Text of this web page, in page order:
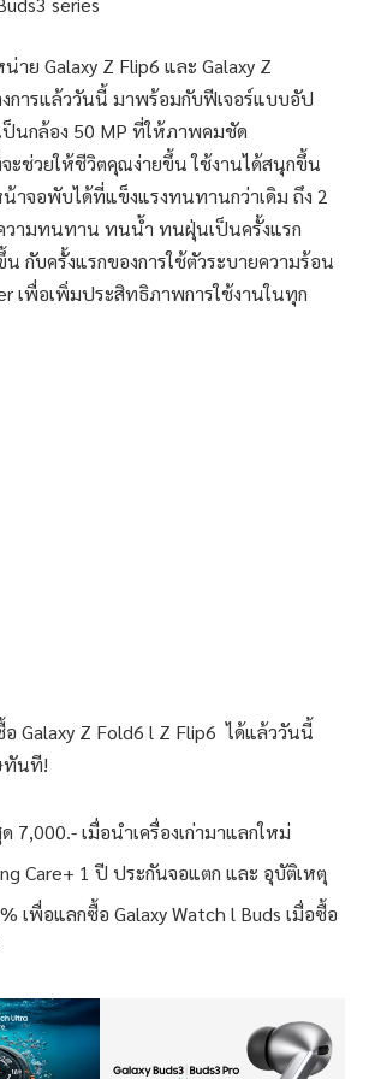
าย Galaxy Z Flip6 และ Galaxy Z
การแล้ววันนี้ มาพร้อมกับฟีเจอร์แบบอัป
ป็นกล้อง 50 MP ที่ให้ภาพคมชัด
จะช่วยให้ชีวิตคุณง่ายขึ้น ใช้งานได้สนุกขึ้น
าจอพับได้ที่แข็งแรงทนทานกว่าเดิม ถึง 2
วามทนทาน ทนน้ำ ทนฝุ่นเป็นครั้งแรก
กับครั้งแรกของการใช้ตัวระบายความร้อน
เพื่อเพิ่มประสิทธิภาพการใช้งานในทุก
Galaxy Z Fold6 l Z Flip6 ได้แล้ววันนี้
ทันที!
7,000.- เมื่อนำเครื่องเก่ามาแลกใหม่
Care+ 1 ปี ประกันจอแตก และ อุบัติเหตุ
เพื่อแลกซื้อ Galaxy Watch l Buds เมื่อซื้อ